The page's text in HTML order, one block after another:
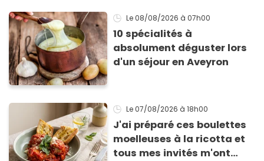
Le 08/08/2026 à 07h00
10 spécialités à
absolument déguster lors
d'un séjour en Aveyron
Le 07/08/2026 à 18h00
J'ai préparé ces boulettes
moelleuses à la ricotta et
tous mes invités m'ont